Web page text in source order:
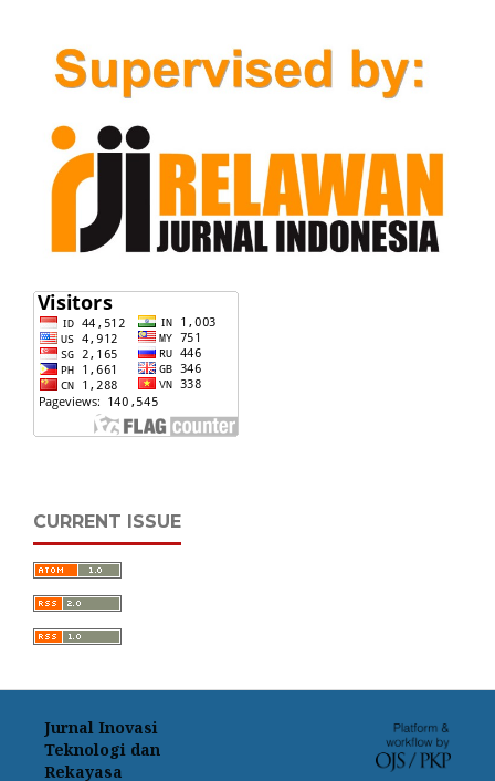
CURRENT ISSUE
Jurnal Inovasi
Teknologi dan
Rekayasa